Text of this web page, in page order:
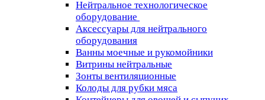
Нейтральное технологическое
оборудование
Аксессуары для нейтрального
оборудования
Ванны моечные и рукомойники
Витрины нейтральные
Зонты вентиляционные
Колоды для рубки мяса